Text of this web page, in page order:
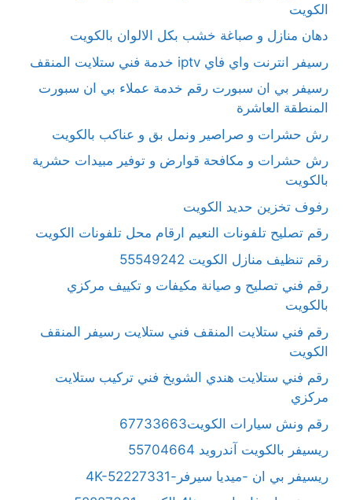
الكويت
دهان منازل و صباغة خشب بكل الالوان بالكويت
رسيفر انترنت واي فاي iptv خدمة فني ستلايت المنقف
رسيفر بي ان سبورت رقم خدمة عملاء بي ان سبورت
المنطقة العاشرة
رش حشرات و صراصير ونمل بق و عناكب بالكويت
رش حشرات و مكافحة قوارض و توفير مبيدات حشرية
بالكويت
رفوف تخزين حديد الكويت
رقم تصليح تلفونات النعيم ارقام محل تلفونات الكويت
رقم تنظيف منازل الكويت 55549242
رقم فني تصليح و صيانة مكيفات و تكييف مركزي
بالكويت
رقم فني ستلايت المنقف فني ستلايت رسيفر المنقف
الكويت
رقم فني ستلايت هندي الشويخ فني تركيب ستلايت
مركزي
رقم ونش سيارات الكويت67733663
ريسيفر بالكويت آندرويد 55704664
ريسيفر بي ان -ميديا سيرفر-4K-52227331